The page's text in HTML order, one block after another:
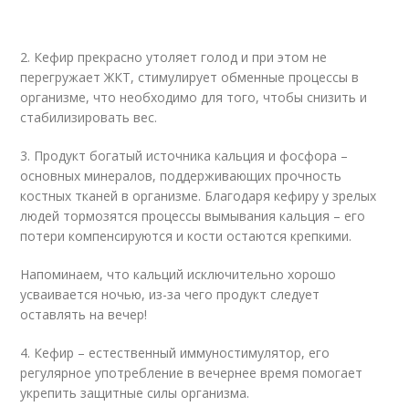
2. Кефир прекрасно утоляет голод и при этом не
перегружает ЖКТ, стимулирует обменные процессы в
организме, что необходимо для того, чтобы снизить и
стабилизировать вес.
3. Продукт богатый источника кальция и фосфора –
основных минералов, поддерживающих прочность
костных тканей в организме. Благодаря кефиру у зрелых
людей тормозятся процессы вымывания кальция – его
потери компенсируются и кости остаются крепкими.
Напоминаем, что кальций исключительно хорошо
усваивается ночью, из-за чего продукт следует
оставлять на вечер!
4. Кефир – естественный иммуностимулятор, его
регулярное употребление в вечернее время помогает
укрепить защитные силы организма.